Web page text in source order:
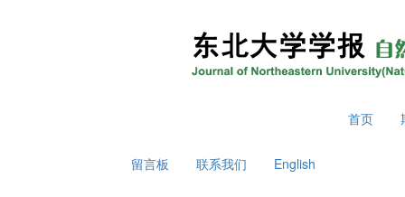
首页
留言板 联系我们 English